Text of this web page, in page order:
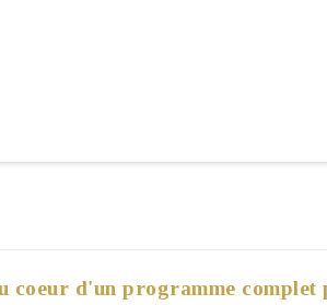
coeur d'un programme